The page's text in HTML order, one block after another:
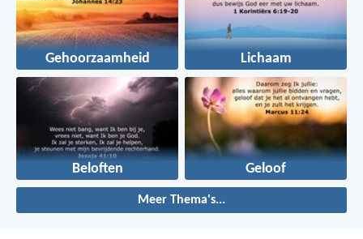
Gehoorzaamheid Lichaam
Beloften Geloof
Meer Thema's...